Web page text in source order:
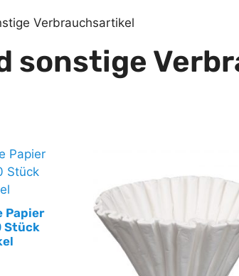
Verbrauchsartikel
sonstige
Papier
Stück